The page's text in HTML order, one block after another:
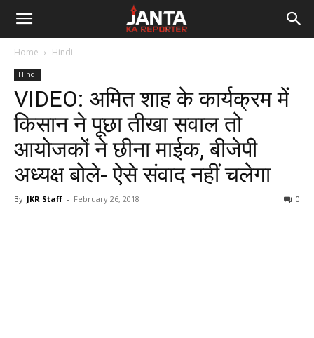
Janta
Reporter
Home Hindi
Hindi
VIDEO: अमित शाह के कार्यक्रम में
किसान ने पूछा तीखा सवाल तो
आयोजकों ने छीना माईक, बीजेपी
अध्यक्ष बोले- ऐसे संवाद नहीं चलेगा
By JKR Staff - February 26, 2018 0